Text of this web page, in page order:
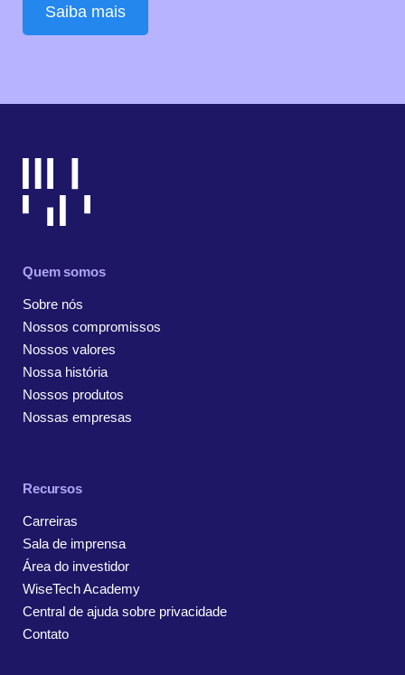
Saiba mais
Quem somos
Sobre nós
Nossos compromissos
Nossos valores
Nossa história
Nossos produtos
Nossas empresas
Recursos
Carreiras
Sala de imprensa
Área do investidor
WiseTech Academy
Central de ajuda sobre privacidade
Contato